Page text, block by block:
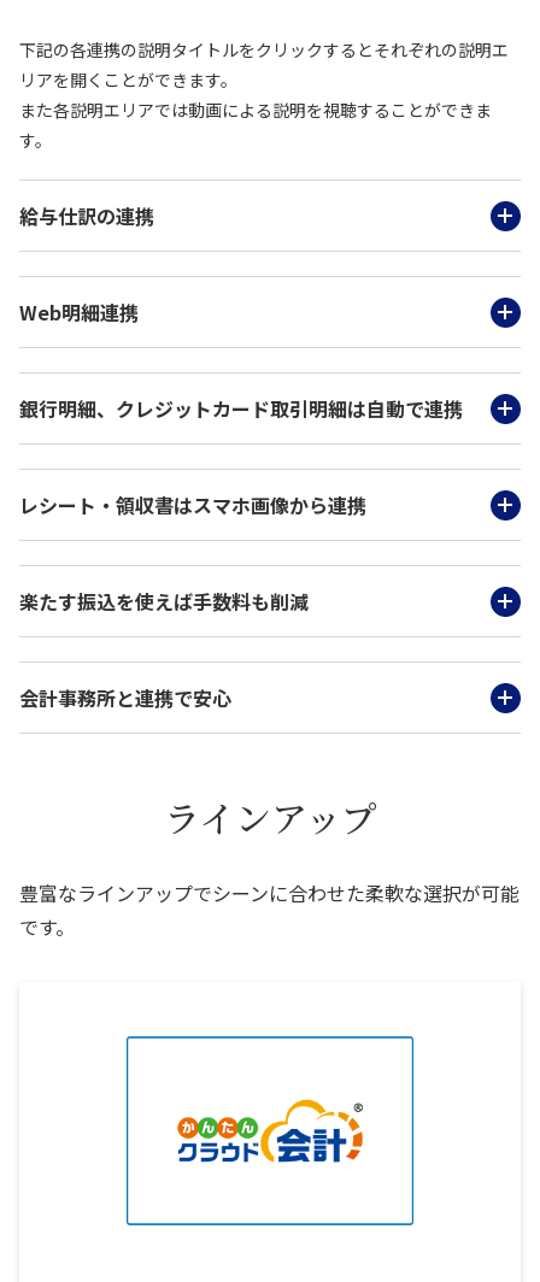
下記の各連携の説明タイトルをクリックするとそれぞれの説明エ
リアを開くことができます。
また各説明エリアでは動画による説明を視聴することができま
す。
給与仕訳の連携
Web明細連携
銀行明細、クレジットカード取引明細は自動で連携
レシート・領収書はスマホ画像から連携
楽たす振込を使えば手数料も削減
会計事務所と連携で安心
ラインアップ
豊富なラインアップでシーンに合わせた柔軟な選択が可能
です。